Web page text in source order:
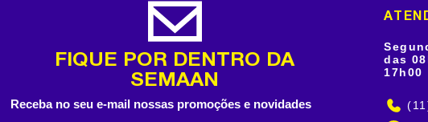
FIQUE POR DENTRO DA
SEMAAN
Receba no seu e-mail nossas promoções e novidades
das
17h00